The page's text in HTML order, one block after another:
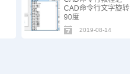
CAD命令行文字旋转
90度
2019-08-14